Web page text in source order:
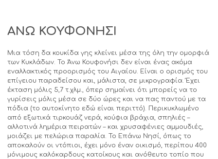
ΑΝΩ ΚΟΥΦΟΝΗΣΙ
Μια τόση δα κουκίδα γης κλείνει μέσα της όλη την ομορφιά
των Κυκλάδων. Το Άνω Κουφονήσι δεν είναι ένας ακόμα
εναλλακτικός προορισμός του Αιγαίου. Είναι ο ορισμός του
επίγειου παραδείσου και, μάλιστα, σε μικρογραφία. Έχει
έκταση μόλις 5,7 τ.χλμ., όπερ σημαίνει ότι μπορείς να το
γυρίσεις μόλις μέσα σε δύο ώρες και να πας παντού με τα
πόδια (το αυτοκίνητο εδώ είναι περιττό). Περικυκλωμένο
από εξωτικά τιρκουάζ νερά, κούφια βράχια, σπηλιές –
αλλοτινά λημέρια πειρατών – και χρυσαφένιες αμμουδιές,
μοιάζει με πελώρια παραλία. Το Επάνω Νησί, όπως το
αποκαλούν οι ντόπιοι, έχει μόνο έναν οικισμό, περίπου 400
μόνιμους καλόκαρδους κατοίκους και ανόθευτο τοπίο που